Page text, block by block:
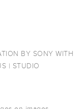
BY SONY WITH
| STUDIO